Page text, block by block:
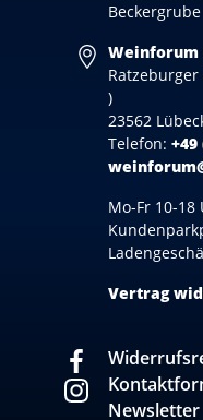
Beckergrube
Weinforum
)
23562
Telefon: +49
Mo-Fr 10-18
Vertrag
Newsletter